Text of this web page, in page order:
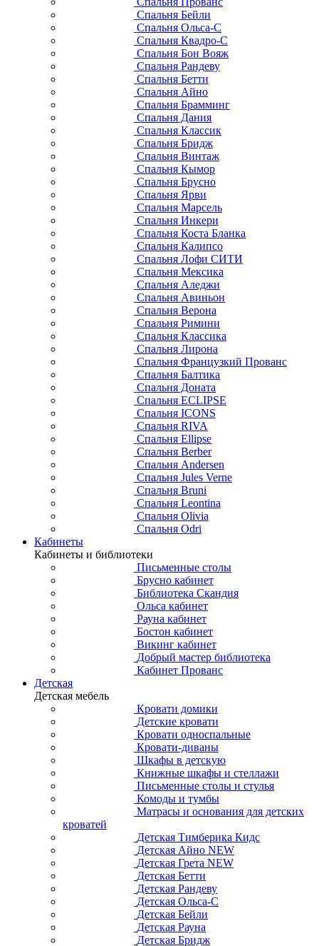
Спальня Бейли
Спальня Ольса-С
Спальня Квадро-С
Спальня Бон Вояж
Спальня Рандеву
Спальня Бетти
Спальня Айно
Спальня Брамминг
Спальня Дания
Спальня Классик
Спальня Бридж
Спальня Винтаж
Спальня Кымор
Спальня Брусно
Спальня Ярви
Спальня Марсель
Спальня Инкери
Спальня Коста Бланка
Спальня Калипсо
Спальня Лофи СИТИ
Спальня Мексика
Спальня Аледжи
Спальня Авиньон
Спальня Верона
Спальня Римини
Спальня Классика
Спальня Лирона
Спальня Французкий Прованс
Спальня Балтика
Спальня Доната
Спальня ECLIPSE
Спальня ICONS
Спальня RIVA
Спальня Ellipse
Спальня Berber
Спальня Andersen
Спальня Jules Verne
Спальня Bruni
Спальня Leontina
Спальня Olivia
Спальня Odri
Кабинеты
Кабинеты и библиотеки
Письменные столы
Брусно кабинет
Библиотека Скандия
Ольса кабинет
Рауна кабинет
Бостон кабинет
Викинг кабинет
Добрый мастер библиотека
Кабинет Прованс
Детская
Детская мебель
Кровати домики
Детские кровати
Кровати односпальные
Кровати-диваны
Шкафы в детскую
Книжные шкафы и стеллажи
Письменные столы и стулья
Комоды и тумбы
Матрасы и основания для детских
кроватей
Детская Тимберика Кидс
Детская Айно NEW
Детская Грета NEW
Детская Бетти
Детская Рандеву
Детская Ольса-С
Детская Бейли
Детская Рауна
Детская Бридж